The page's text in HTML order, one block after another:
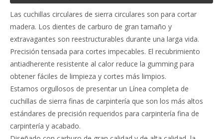
Las cuchillas circulares de sierra circulares son para cortar
madera. Los dientes de carburo de gran tamaño y
extravagantes son reestructurables durante una larga vida.
Precisión tensada para cortes impecables. El recubrimiento
antiadherente resistente al calor reduce la gumming para
obtener fáciles de limpieza y cortes más limpios.
Estamos orgullosos de presentar un Línea completa de
cuchillas de sierra finas de carpintería que son los más altos
estándares de precisión requeridos para carpintería fina de
carpintería y acabado.